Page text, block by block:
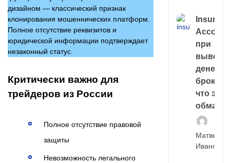
дизайном — классический признак
клонирования мошеннических платформ.
Полное отсутствие реквизитов и
юридической информации подтверждает
незаконный статус.
Критически важно для
трейдеров из России
Полное отсутствие правовой
защиты
Невозможность легального
Account
при
выводе
денег у
что это,
обман?
Матвей
Иванов